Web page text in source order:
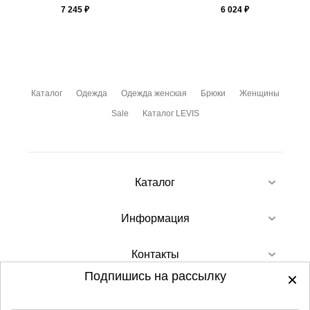
7 245₽
6 024 ₽
Каталог Одежда Одежда женская Брюки Женщины
Sale Каталог LEVIS
Каталог
Информация
Контакты
Подпишись на рассылку